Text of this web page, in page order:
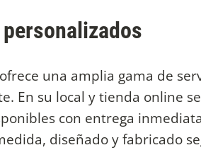
una amplia gama de
En su local y tienda online
con entrega
diseñado y fabricado